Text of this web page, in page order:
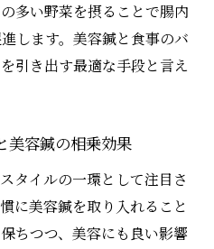
多い野菜を摂ることで腸内
します。美容鍼と食事のバ
引き出す最適な手段と言え
美容鍼の相乗効果
タイルの一環として注目さ
に美容鍼を取り入れること
ちつつ、美容にも良い影響